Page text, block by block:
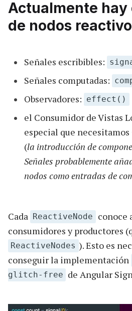
Actualmente
de nodos
Señales escribibles:
Señales computadas:
Observadores: effect()
el Consumidor de Vistas
especial que necesitamos
(la introducción de
Señales probablemente
nodos como entradas de
Cada ReactiveNode
conoce
consumidores y productores
ReactiveNodes ). Esto es
conseguir la implementación
glitch-free de Angular